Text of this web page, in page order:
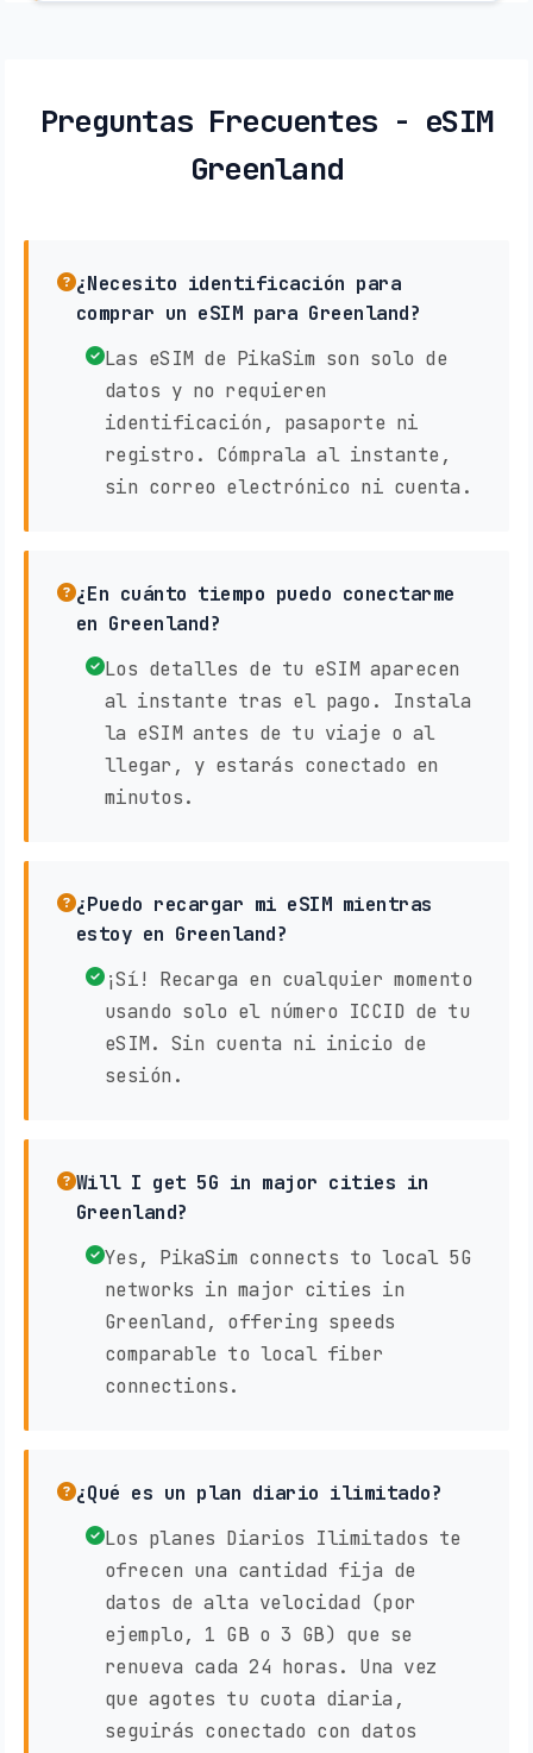
Preguntas Frecuentes - eSIM
Greenland
¿Necesito identificación para
comprar un eSIM para Greenland?
Las eSIM de PikaSim son solo de
datos y no requieren
identificación, pasaporte ni
registro. Cómprala al instante,
sin correo electrónico ni cuenta.
¿En cuánto tiempo puedo conectarme
en Greenland?
Los detalles de tu eSIM aparecen
al instante tras el pago. Instala
la eSIM antes de tu viaje o al
llegar, y estarás conectado en
minutos.
¿Puedo recargar mi eSIM mientras
estoy en Greenland?
¡Sí! Recarga en cualquier momento
usando solo el número ICCID de tu
eSIM. Sin cuenta ni inicio de
sesión.
Will I get 5G in major cities in
Greenland?
Yes, PikaSim connects to local 5G
networks in major cities in
Greenland, offering speeds
comparable to local fiber
connections.
¿Qué es un plan diario ilimitado?
Los planes Diarios Ilimitados te
ofrecen una cantidad fija de
datos de alta velocidad (por
ejemplo, 1 GB o 3 GB) que se
renueva cada 24 horas. Una vez
que agotes tu cuota diaria,
seguirás conectado con datos